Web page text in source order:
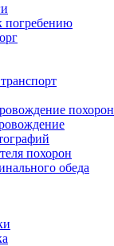
погребению
похорон
похорон
обеда